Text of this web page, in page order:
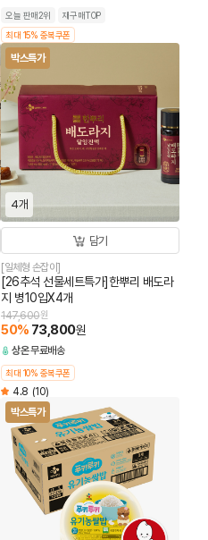
오늘 판매2위
재구매TOP
최대 15% 중복쿠폰
박스특가
4개
담기
[일체형 손잡이]
[26추석 선물세트특가]한뿌리 배도라
지 병10입X4개
147,600원
50% 73,800원
상온무료배송
최대 10% 중복쿠폰
4.8 (10)
박스특가